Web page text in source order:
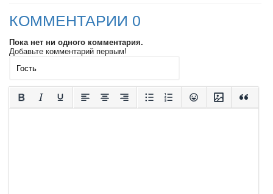
КОММЕНТАРИИ 0
Пока нет ни одного комментария.
Добавьте комментарий первым!